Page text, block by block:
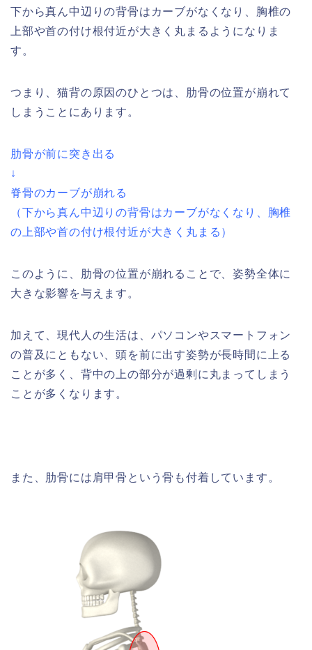
下から真ん中辺りの背骨はカーブがなくなり、胸椎の
上部や首の付け根付近が大きく丸まるようになりま
す。
つまり、猫背の原因のひとつは、肋骨の位置が崩れて
しまうことにあります。
肋骨が前に突き出る
↓
脊骨のカーブが崩れる
（下から真ん中辺りの背骨はカーブがなくなり、胸椎
の上部や首の付け根付近が大きく丸まる ）
このように、肋骨の位置が崩れることで、姿勢全体に
大きな影響を与えます。
加えて、現代人の生活は、パソコンやスマートフォン
の普及にともない、頭を前に出す姿勢が長時間に上る
ことが多く、背中の上の部分が過剰に丸まってしまう
ことが多くなります。
また、肋骨には肩甲骨という骨も付着しています。